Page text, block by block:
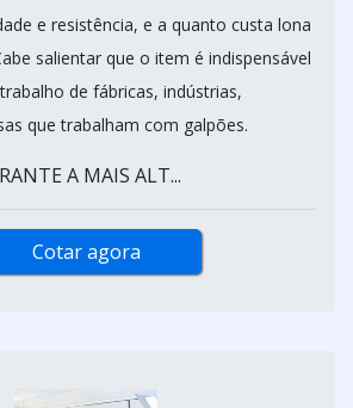
e resistência, e a quanto custa lona
salientar que o item é indispensável
de fábricas, indústrias,
que trabalham com galpões.
A MAIS ALT...
Cotar agora